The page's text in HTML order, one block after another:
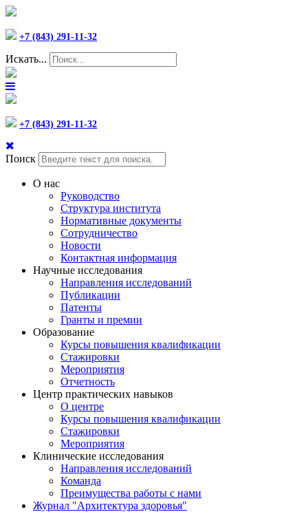
+7 (843) 291-11-32
Искать...
+7 (843) 291-11-32
Поиск
О нас
Руководство
Структура института
Нормативные документы
Сотрудничество
Новости
Контактная информация
Научные исследования
Направления исследований
Публикации
Патенты
Гранты и премии
Образование
Курсы повышения квалификации
Стажировки
Мероприятия
Отчетность
Центр практических навыков
О центре
Курсы повышения квалификации
Стажировки
Мероприятия
Клинические исследования
Направления исследований
Команда
Преимущества работы с нами
Журнал "Архитектура здоровья"